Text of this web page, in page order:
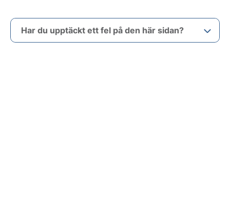
Har du upptäckt ett fel på den här sidan?